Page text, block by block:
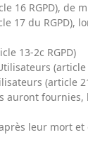
16 RGPD),
17 du RGPD),
13-2c RGPD)
(article
(article
leur mort et